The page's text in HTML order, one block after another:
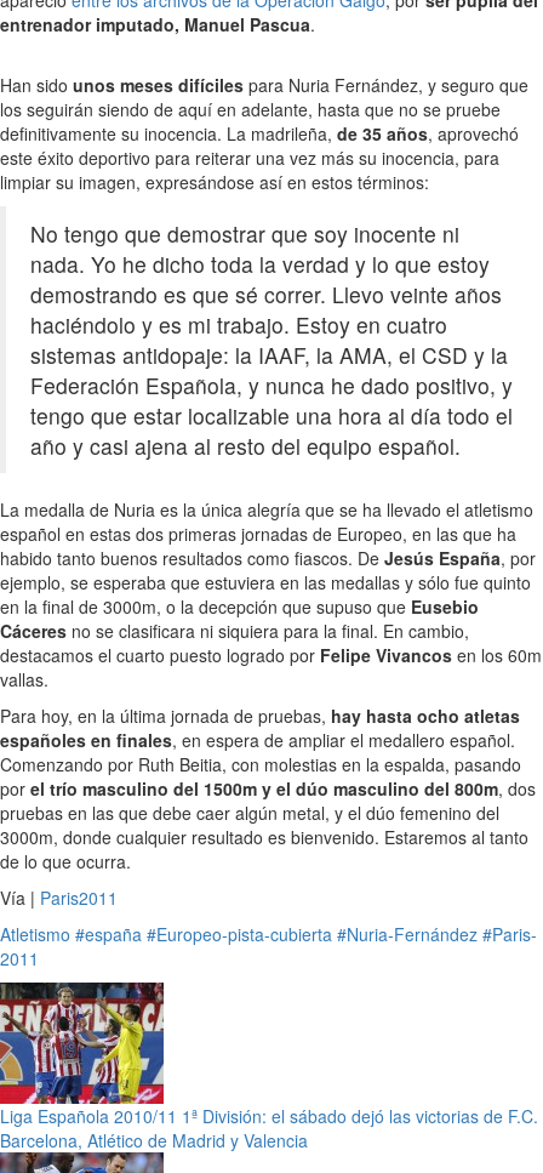
entrenador imputado, Manuel Pascua.
Han sido unos meses difíciles para Nuria Fernández, y seguro que
los seguirán siendo de aquí en adelante, hasta que no se pruebe
definitivamente su inocencia. La madrileña, de 35 años, aprovechó
este éxito deportivo para reiterar una vez más su inocencia, para
limpiar su imagen, expresándose así en estos términos:
No tengo que demostrar que soy inocente ni
nada. Yo he dicho toda la verdad y lo que estoy
demostrando es que sé correr. Llevo veinte años
haciéndolo y es mi trabajo. Estoy en cuatro
sistemas antidopaje: la IAAF, la AMA, el CSD y la
Federación Española, y nunca he dado positivo, y
tengo que estar localizable una hora al día todo el
año y casi ajena al resto del equipo español.
La medalla de Nuria es la única alegría que se ha llevado el atletismo
español en estas dos primeras jornadas de Europeo, en las que ha
habido tanto buenos resultados como fiascos. De Jesús España, por
ejemplo, se esperaba que estuviera en las medallas y sólo fue quinto
en la final de 3000m, o la decepción que supuso que Eusebio
Cáceres no se clasificara ni siquiera para la final. En cambio,
destacamos el cuarto puesto logrado por Felipe Vivancos en los 60m
vallas.
Para hoy, en la última jornada de pruebas, hay hasta ocho atletas
españoles en finales, en espera de ampliar el medallero español.
Comenzando por Ruth Beitia, con molestias en la espalda, pasando
por el trío masculino del 1500m y el dúo masculino del 800m, dos
pruebas en las que debe caer algún metal, y el dúo femenino del
3000m, donde cualquier resultado es bienvenido. Estaremos al tanto
de lo que ocurra.
Vía | Paris2011
Atletismo #españa #Europeo-pista-cubierta #Nuria-Fernández #Paris-
2011
Liga Española 2010/11 1ª División: el sábado dejó las victorias de F.C.
Barcelona, Atlético de Madrid y Valencia